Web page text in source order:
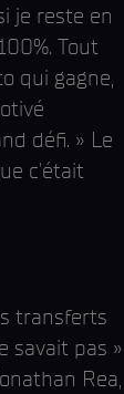
je reste en
Tout
qui gagne,
défi. » Le
c'était
transferts
savait pas »
Rea,